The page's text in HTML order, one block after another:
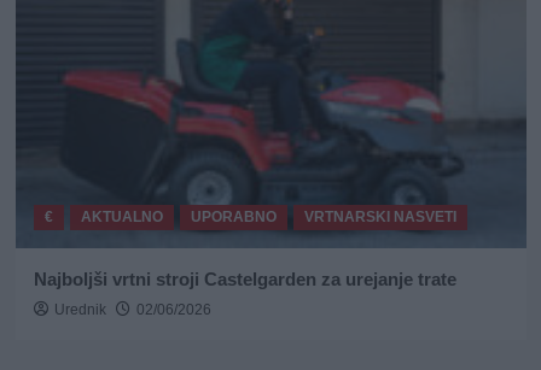
€ AKTUALNO UPORABNO VRTNARSKI NASVETI
Najboljši vrtni stroji Castelgarden za urejanje trate
Urednik 02/06/2026